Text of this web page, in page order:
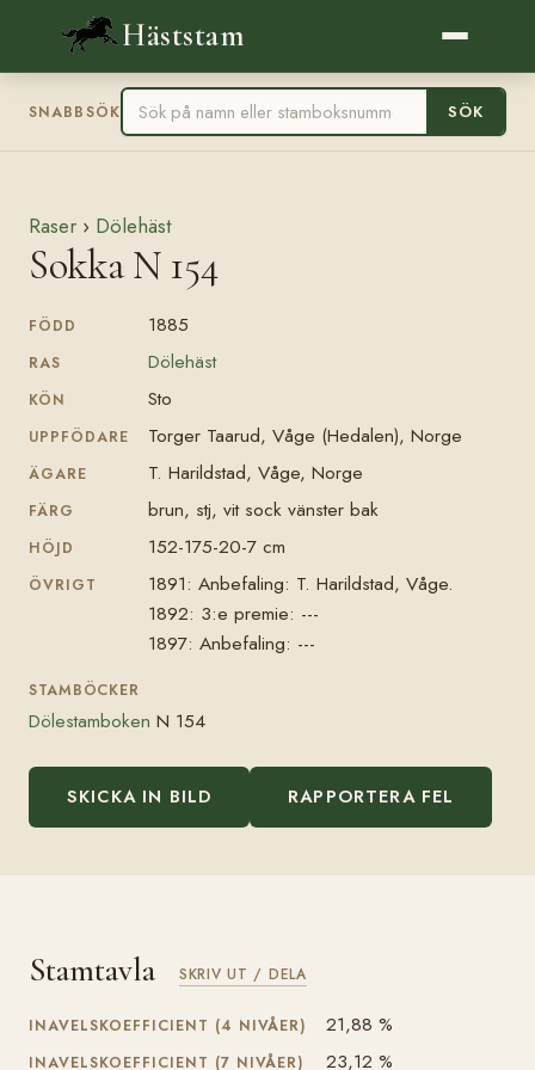
Häststam
SNABBSÖK SÖK
Raser › Dölehäst
Sokka N 154
FÖDD 1885
RAS Dölehäst
KÖN Sto
UPPFÖDARE Torger Taarud, Våge (Hedalen), Norge
ÄGARE T. Harildstad, Våge, Norge
FÄRG brun, stj, vit sock vänster bak
HÖJD 152-175-20-7 cm
ÖVRIGT
1891: Anbefaling: T. Harildstad, Våge.
1892: 3:e premie: ---
1897: Anbefaling: ---
STAMBÖCKER
Dölestamboken N 154
SKICKA IN BILD RAPPORTERA FEL
Stamtavla SKRIV UT / DELA
INAVELSKOEFFICIENT (4 NIVÅER) 21,88 %
INAVELSKOEFFICIENT (7 NIVÅER) 23,12 %